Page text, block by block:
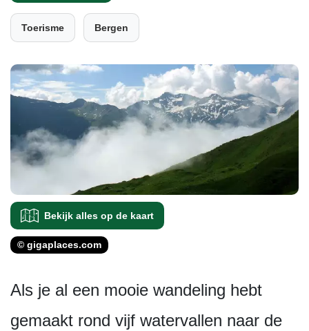
Toerisme Bergen
Bekijk alles op de kaart
© gigaplaces.com
Als je al een mooie wandeling hebt
gemaakt rond vijf watervallen naar de